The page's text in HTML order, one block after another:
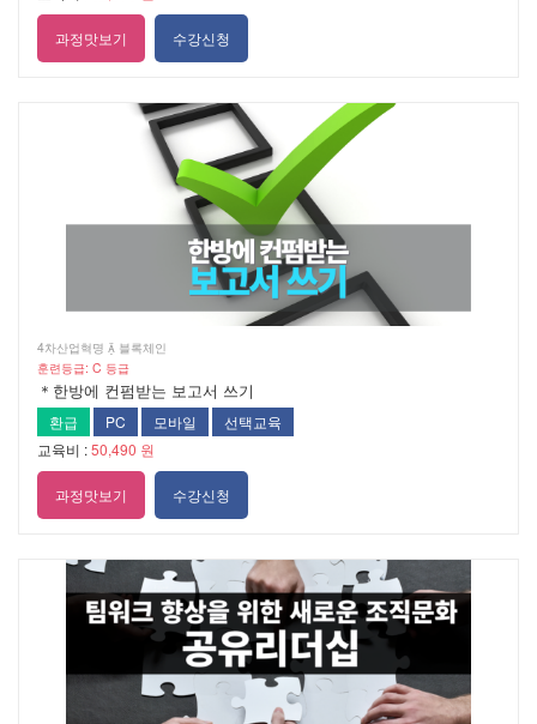
과정맛보기 수강신청
4차산업혁명  블록체인
훈련등급: C 등급
＊한방에 컨펌받는 보고서 쓰기
환급 PC 모바일
선택교육
교육비 :50,490 원
과정맛보기 수강신청